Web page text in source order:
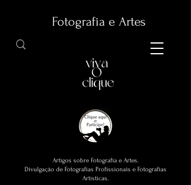
Fotografia e Artes
Artigos sobre Fotografia e Artes.
Divulgação de Fotografias Profissionais e Fotografias
Artísticas.